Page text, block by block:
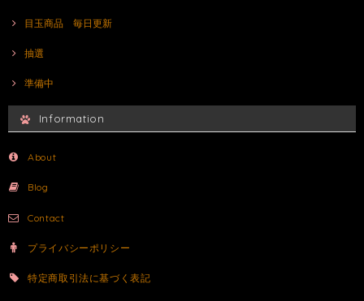
目玉商品 毎日更新
抽選
準備中
Information
About
Blog
Contact
プライバシーポリシー
特定商取引法に基づく表記